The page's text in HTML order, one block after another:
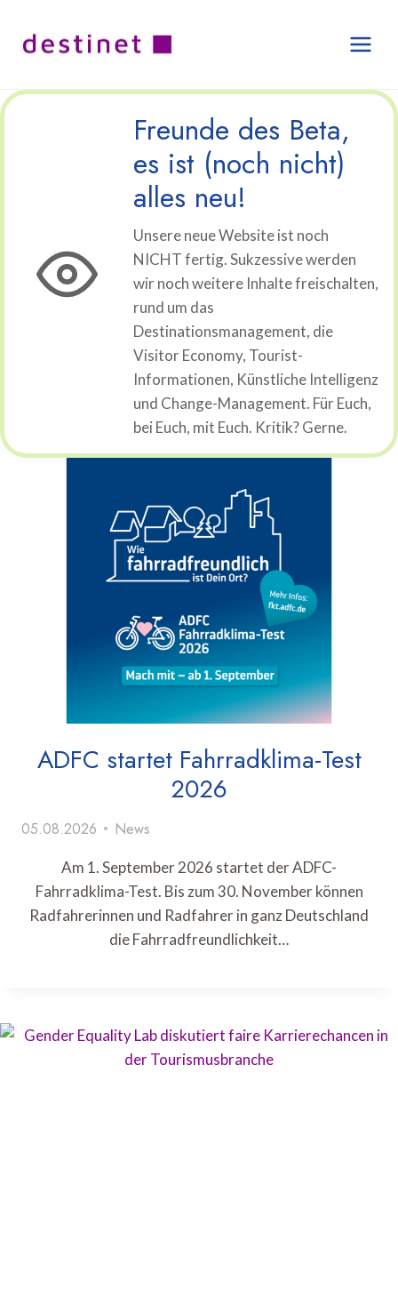
Inhalt
springen
Freunde des Beta,
es ist (noch nicht)
alles neu!
Unsere neue Website ist noch
NICHT fertig. Sukzessive werden
wir noch weitere Inhalte freischalten,
rund um das
Destinationsmanagement, die
Visitor Economy, Tourist-
Informationen, Künstliche Intelligenz
und Change-Management. Für Euch,
bei Euch, mit Euch. Kritik? Gerne.
ADFC startet Fahrradklima-Test
2026
05.08.2026 News
Am 1. September 2026 startet der ADFC-
Fahrradklima-Test. Bis zum 30. November können
Radfahrerinnen und Radfahrer in ganz Deutschland
die Fahrradfreundlichkeit…